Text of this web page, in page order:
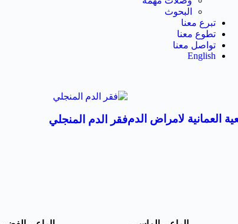
البحوث
تبرع معنا
تطوع معنا
تواصل معنا
English
العمانية لامراض الدمفقر الدم المنجلي